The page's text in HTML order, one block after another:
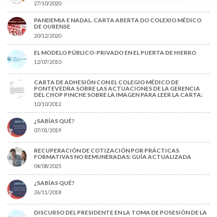
27/10/2020
PANDEMIA E NADAL. CARTA ABERTA DO COLEXIO MÉDICO
DE OURENSE
20/12/2020
EL MODELO PÚBLICO-PRIVADO EN EL PUERTA DE HIERRO
12/07/2010
CARTA DE ADHESIÓN CON EL COLEGIO MÉDICO DE
PONTEVEDRA SOBRE LAS ACTUACIONES DE LA GERENCIA
DEL CHOP PINCHE SOBRE LA IMAGEN PARA LEER LA CARTA:
10/10/2012
¿SABÍAS QUÉ?
07/01/2019
RECUPERACIÓN DE COTIZACIÓN POR PRÁCTICAS
FORMATIVAS NO REMUNERADAS: GUÍA ACTUALIZADA
04/08/2025
¿SABÍAS QUÉ?
26/11/2018
DISCURSO DEL PRESIDENTE EN LA TOMA DE POSESIÓN DE LA